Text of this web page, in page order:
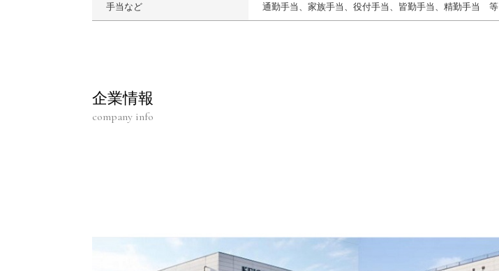
手当など 通勤手当、家族手当、役付手当、皆勤手当、精勤手当 等
企業情報
company info